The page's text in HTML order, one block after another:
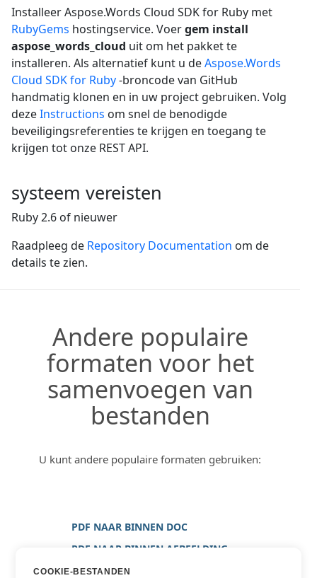
Installeer Aspose.Words Cloud SDK for Ruby met
RubyGems hostingservice. Voergem install
aspose_words_cloud uit om het pakket te
installeren. Als alternatief kunt u deAspose.Words
Cloud SDK for Ruby-broncode van GitHub
handmatig klonen en in uw project gebruiken. Volg
dezeInstructions om snel de benodigde
beveiligingsreferenties te krijgen en toegang te
krijgen tot onze REST API.
systeem vereisten
Ruby 2.6 of nieuwer
Raadpleeg de Repository Documentation om de
details te zien.
Andere populaire
formaten voor het
samenvoegen van
bestanden
U kunt andere populaire formaten gebruiken:
PDF NAAR BINNEN DOC
PDF NAAR BINNEN AFBEELDING
PDF NAAR BINNEN JPG
COOKIE-BESTANDEN